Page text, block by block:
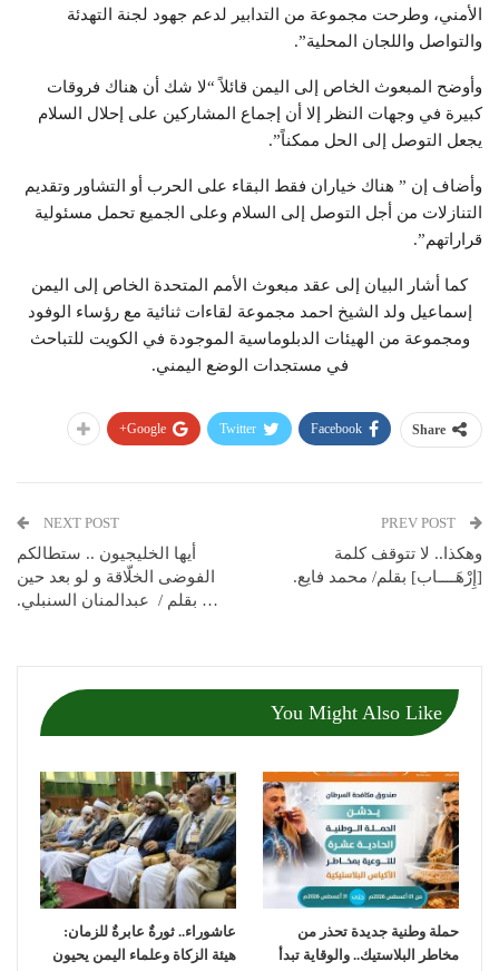
الأمني، وطرحت مجموعة من التدابير لدعم جهود لجنة التهدئة
والتواصل واللجان المحلية”.
وأوضح المبعوث الخاص إلى اليمن قائلاً “لا شك أن هناك فروقات
كبيرة في وجهات النظر إلا أن إجماع المشاركين على إحلال السلام
يجعل التوصل إلى الحل ممكناً”.
وأضاف إن ” هناك خياران فقط البقاء على الحرب أو التشاور وتقديم
التنازلات من أجل التوصل إلى السلام وعلى الجميع تحمل مسئولية
قراراتهم”.
كما أشار البيان إلى عقد مبعوث الأمم المتحدة الخاص إلى اليمن
إسماعيل ولد الشيخ احمد مجموعة لقاءات ثنائية مع رؤساء الوفود
ومجموعة من الهيئات الدبلوماسية الموجودة في الكويت للتباحث
في مستجدات الوضع اليمني.
Share
Facebook
Twitter
Google+
وهكذا.. لا تتوقف كلمة
[إِرْهَــــاب] بقلم/ محمد فايع.
NEXT POST
أيها الخليجيون .. ستطالكم
الفوضى الخلّاقة و لو بعد حين
… بقلم / عبدالمنان السنبلي.
You Might Also Like
حملة وطنية جديدة تحذر من
مخاطر البلاستيك.. والوقاية تبدأ
عاشوراء.. ثورةٌ عابرةٌ للزمان:
هيئة الزكاة وعلماء اليمن يحيون